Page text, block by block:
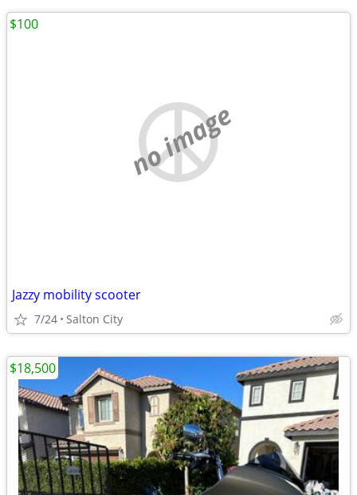
no image
Jazzy mobility scooter
7/24 Salton City
$100
$18,500